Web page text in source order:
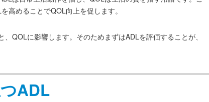
高めることでQOL向上を促します。
QOLに影響します。そのためまずはADLを評価することが、
ADL